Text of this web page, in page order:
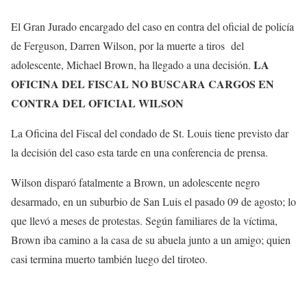
El Gran Jurado encargado del caso en contra del oficial de policía
de Ferguson, Darren Wilson, por la muerte a tiros del
adolescente, Michael Brown, ha llegado a una decisión. LA
OFICINA DEL FISCAL NO BUSCARA CARGOS EN
CONTRA DEL OFICIAL WILSON
La Oficina del Fiscal del condado de St. Louis tiene previsto dar
la decisión del caso esta tarde en una conferencia de prensa.
Wilson disparó fatalmente a Brown, un adolescente negro
desarmado, en un suburbio de San Luis el pasado 09 de agosto; lo
que llevó a meses de protestas. Según familiares de la víctima,
Brown iba camino a la casa de su abuela junto a un amigo; quien
casi termina muerto también luego del tiroteo.